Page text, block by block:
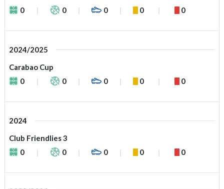
0
0 0 0 0
2024/2025
Carabao Cup
0
0 0 0 0
2024
Club Friendlies 3
0
0 0 0 0